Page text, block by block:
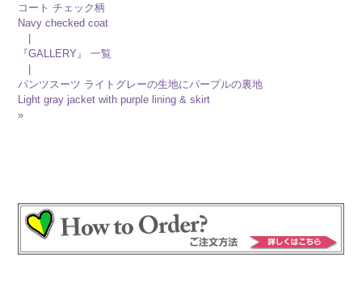
コート チェック柄
Navy checked coat
『GALLERY』 一覧
パンツスーツ ライトグレーの生地にパープルの裏地
Light gray jacket with purple lining & skirt
»